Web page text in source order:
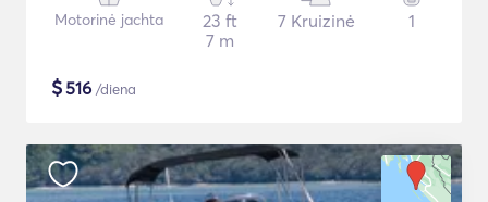
Motorinė jachta
23 ft
7 m
7 Kruizinė 1
$516 /diena